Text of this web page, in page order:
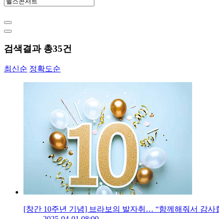
검색결과 총35건
최신순 정확도순
[창간 10주년 기념] 브라보의 발자취… “함께해줘서 감사